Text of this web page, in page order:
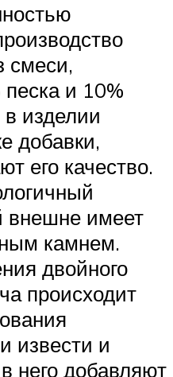
смеси,
и 10%
изделии
добавки,
его качество.
внешне имеет
камнем.
двойного
происходит
извести и
него добавляют